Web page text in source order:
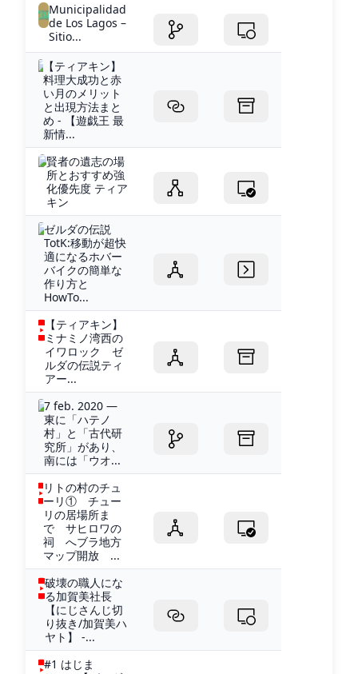
Municipalidad
de Los Lagos –
Sitio...
【ティアキン】
料理大成功と赤
い月のメリット
と出現方法まと
め - 【遊戯王 最
新情...
賢者の遺志の場
所とおすすめ強
化優先度 ティア
キン
ゼルダの伝説
TotK:移動が超快
適になるホバー
バイクの簡単な
作り方と
HowTo...
【ティアキン】
ミナミノ湾西の
イワロック ゼ
ルダの伝説ティ
アー...
7 feb. 2020 —
東に「ハテノ
村」と「古代研
究所」があり、
南には「ウオ...
リトの村のチュ
ーリ① チュー
リの居場所ま
で サヒロワの
祠 へブラ地方
マップ開放 ...
破壊の職人にな
る加賀美社長
【にじさんじ切
り抜き/加賀美ハ
ヤト】 -...
#1 はじま